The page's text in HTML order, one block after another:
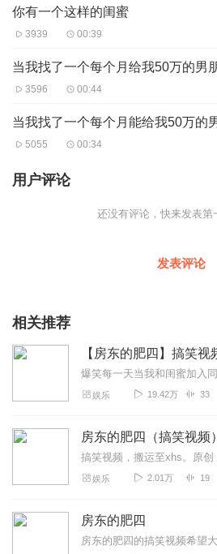
你有一个这样的闺蜜
3939 00:39
当我找了一个每个月给我50万的男
3596 00:44
当我找了一个每个月能给我50万的
5055 00:34
用户评论
还没有评论，快来发表第
发表评论
相关推荐
【房东的肥四】搞笑视
娱乐 19.42万 33
房东的肥四（搞笑视频）
娱乐 2.01万 19
房东的肥四